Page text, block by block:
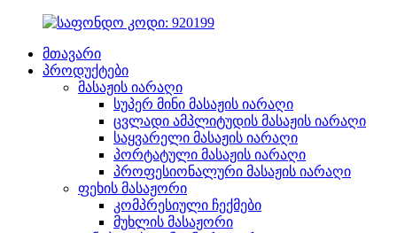
მთავარი
პროდუქტები
მასაჟის იარაღი
სუპერ მინი მასაჟის იარაღი
ცვლადი ამპლიტუდის მასაჟის იარაღი
საყვარელი მასაჟის იარაღი
პორტატული მასაჟის იარაღი
პროფესიონალური მასაჟის იარაღი
ფეხის მასაჟორი
კომპრესიული ჩექმები
მუხლის მასაჟორი